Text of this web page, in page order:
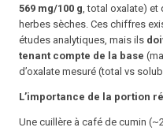
569 mg/100 g, total oxalate) et
herbes sèches. Ces chiffres
études analytiques, mais ils
tenant compte de la base
d’oxalate mesuré (total vs
L’importance de la portion
Une cuillère à café de cumin